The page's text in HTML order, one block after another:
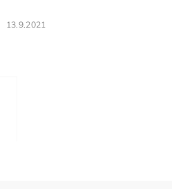
13.9.2021